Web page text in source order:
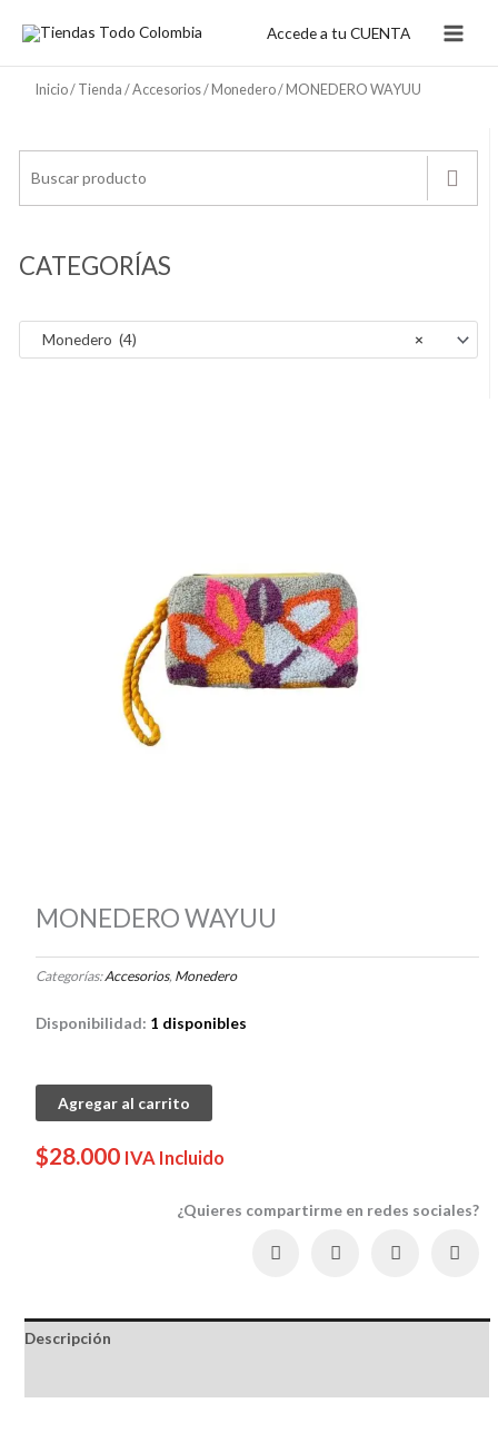
Accede a tu CUENTA
Inicio/ Tienda /Accesorios/ Monedero/ MONEDERO WAYUU
CATEGORÍAS
×
Monedero (4)
MONEDERO WAYUU
Categorías:Accesorios, Monedero
Disponibilidad: 1 disponibles
MONEDERO
WAYUU
cantidad
Agregar al carrito
$28.000 IVA Incluido
¿Quieres compartirme en redes sociales?
Descripción